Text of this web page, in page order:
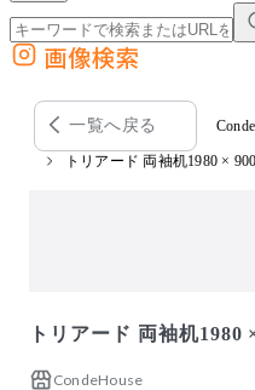
外部サイトの商品をカートに追加
他のサイトで見つけた商品ページのURLを貼
画像検索
一覧へ戻る
トリアード 両袖机1980 ×
トリアード 両袖机1980
CondeHouse